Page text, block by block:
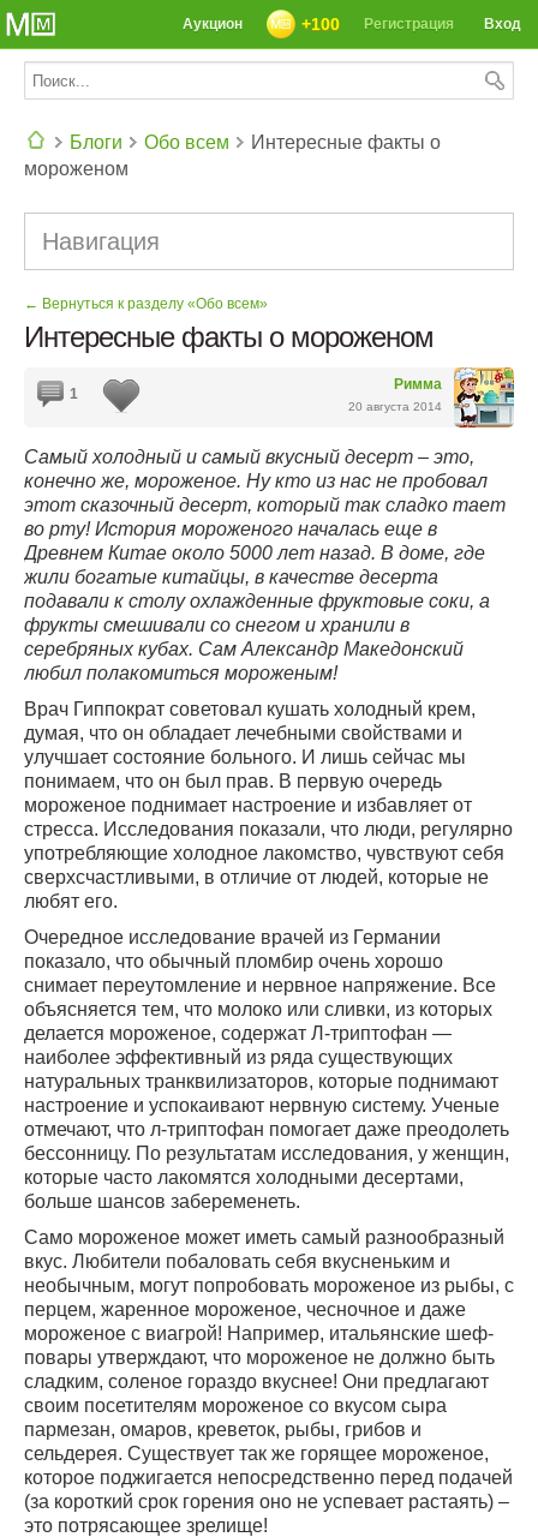
Вход
Регистрация
+100
Аукцион
Блоги Обо всем
Интересные факты о
мороженом
Навигация
← Вернуться к разделу «Обо всем»
Интересные факты о мороженом
Римма
20 августа 2014
1
Самый холодный и самый вкусный десерт – это,
конечно же, мороженое. Ну кто из нас не пробовал
этот сказочный десерт, который так сладко тает
во рту! История мороженого началась еще в
Древнем Китае около 5000 лет назад. В доме, где
жили богатые китайцы, в качестве десерта
подавали к столу охлажденные фруктовые соки, а
фрукты смешивали со снегом и хранили в
серебряных кубах. Сам Александр Македонский
любил полакомиться мороженым!
Врач Гиппократ советовал кушать холодный крем,
думая, что он обладает лечебными свойствами и
улучшает состояние больного. И лишь сейчас мы
понимаем, что он был прав. В первую очередь
мороженое поднимает настроение и избавляет от
стресса. Исследования показали, что люди, регулярно
употребляющие холодное лакомство, чувствуют себя
сверхсчастливыми, в отличие от людей, которые не
любят его.
Очередное исследование врачей из Германии
показало, что обычный пломбир очень хорошо
снимает переутомление и нервное напряжение. Все
объясняется тем, что молоко или сливки, из которых
делается мороженое, содержат Л-триптофан —
наиболее эффективный из ряда существующих
натуральных транквилизаторов, которые поднимают
настроение и успокаивают нервную систему. Ученые
отмечают, что л-триптофан помогает даже преодолеть
бессонницу. По результатам исследования, у женщин,
которые часто лакомятся холодными десертами,
больше шансов забеременеть.
Само мороженое может иметь самый разнообразный
вкус. Любители побаловать себя вкусненьким и
необычным, могут попробовать мороженое из рыбы, с
перцем, жаренное мороженое, чесночное и даже
мороженое с виагрой! Например, итальянские шеф-
повары утверждают, что мороженое не должно быть
сладким, соленое гораздо вкуснее! Они предлагают
своим посетителям мороженое со вкусом сыра
пармезан, омаров, креветок, рыбы, грибов и
сельдерея. Существует так же горящее мороженое,
которое поджигается непосредственно перед подачей
(за короткий срок горения оно не успевает растаять) –
это потрясающее зрелище!